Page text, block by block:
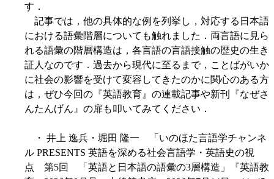
す．
記事では，他の具体的な例を列挙し，対応する日本語
における語彙階層についても触れました．両言語に見ら
れる語彙の階層構造は，各言語の言語接触の歴史の生き
証人なのです．過去から現代に至るまで，ことばがいか
に社会の影響を受けて変容してきたのかに関心のある方
は，ぜひ今回の『英語教育』の連載記事や新刊『なぜさ
んたんげん』の扉も叩いてみてください．
・ 井上 逸兵・堀田 隆一 「いのほた言語学チャンネ
ル PRESENTS 英語を深める社会言語学・英語史の視
点 第5回 「英語と日本語の語彙の3層構造」『英語教